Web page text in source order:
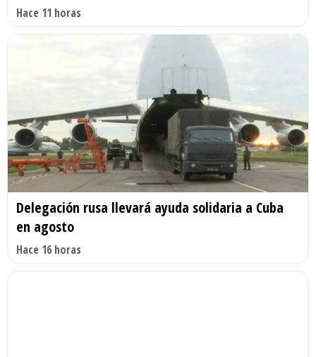
Hace 11 horas
Delegación rusa llevará ayuda solidaria a Cuba
en agosto
Hace 16 horas